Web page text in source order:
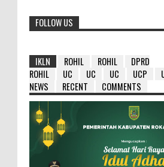
FOLLOW US
IKLN ROHIL ROHIL
DPRD
ROHIL
UC UC UC UCP
NEWS
RECENT COMMENTS